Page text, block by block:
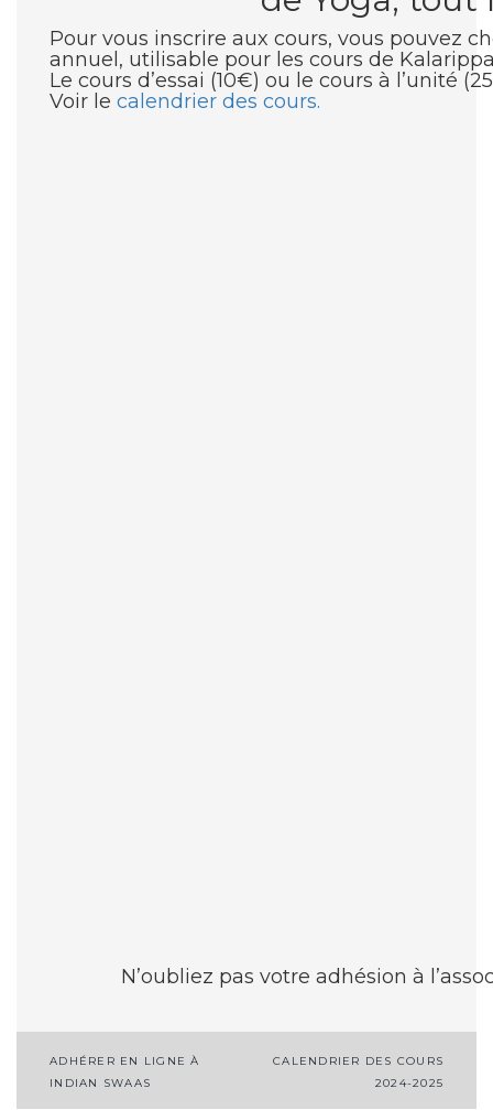
Pour vous inscrire aux cours, vous pouvez
annuel, utilisable pour les cours de
Le cours d’essai (10€) ou le cours à l’unité
Voir le calendrier des cours.
N’oubliez pas votre adhésion à
Navigation
ADHÉRER EN LIGNE À
INDIAN SWAAS
CALENDRIER DES COURS
2024-2025